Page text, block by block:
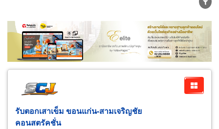
ขายส่ง ขายปลีก ผู้ผลิต
ตัวแทนจัดจำหน่าย
ผู้ส่งออก/นำเข้า
ธุรกิจบริการ
รับตอกเสาเข็ม ขอนแก่น-สามเจริญชัย
คอนสตรัคชั่น